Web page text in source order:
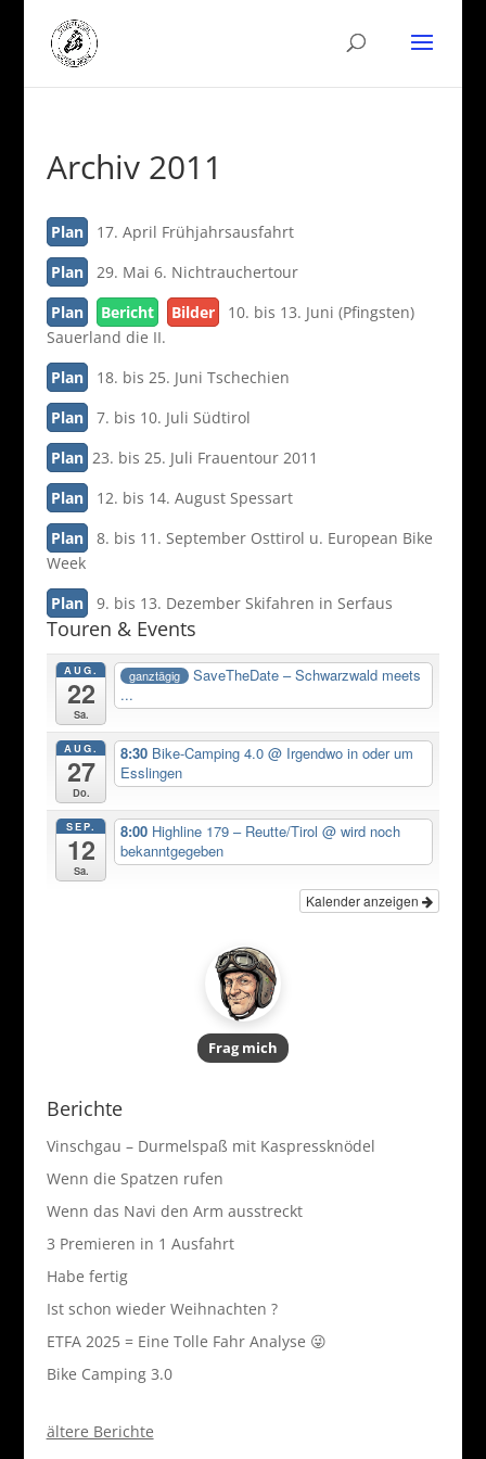
Archiv 2011
Plan
17. April Frühjahrsausfahrt
Plan
29. Mai 6. Nichtrauchertour
Plan
Bericht Bilder
10. bis 13. Juni (Pfingsten)
Sauerland die II.
Plan
18. bis 25. Juni Tschechien
Plan
7. bis 10. Juli Südtirol
Plan 23. bis 25. Juli Frauentour 2011
Plan
12. bis 14. August Spessart
Plan
8. bis 11. September Osttirol u. European Bike
Week
Plan
9. bis 13. Dezember Skifahren in Serfaus
Touren & Events
AUG.
22
Sa.
ganztägig
SaveTheDate – Schwarzwald meets
...
AUG.
27
Do.
8:30 Bike-Camping 4.0@ Irgendwo in oder um
Esslingen
SEP.
12
Sa.
8:00 Highline 179 – Reutte/Tirol@ wird noch
bekanntgegeben
Kalender anzeigen
Frag mich
Berichte
Vinschgau – Durmelspaß mit Kaspressknödel
Wenn die Spatzen rufen
Wenn das Navi den Arm ausstreckt
3 Premieren in 1 Ausfahrt
Habe fertig
Ist schon wieder Weihnachten ?
ETFA 2025 = Eine Tolle Fahr Analyse 😜
Bike Camping 3.0
ältere Berichte